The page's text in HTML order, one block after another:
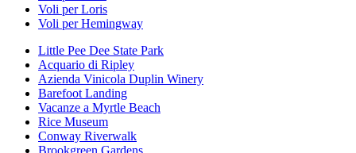
Voli per Loris
Voli per Hemingway
Little Pee Dee State Park
Acquario di Ripley
Azienda Vinicola Duplin Winery
Barefoot Landing
Vacanze a Myrtle Beach
Rice Museum
Conway Riverwalk
Brookgreen Gardens